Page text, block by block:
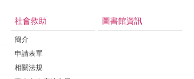
社會救助
簡介
申請表單
相關法規
圖書館資訊